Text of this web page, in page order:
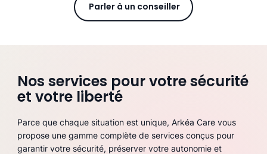
Parler à un conseiller
Nos services pour votre sécurité
et votre liberté
Parce que chaque situation est unique, Arkéa Care vous
propose une gamme complète de services conçus pour
garantir votre sécurité, préserver votre autonomie et